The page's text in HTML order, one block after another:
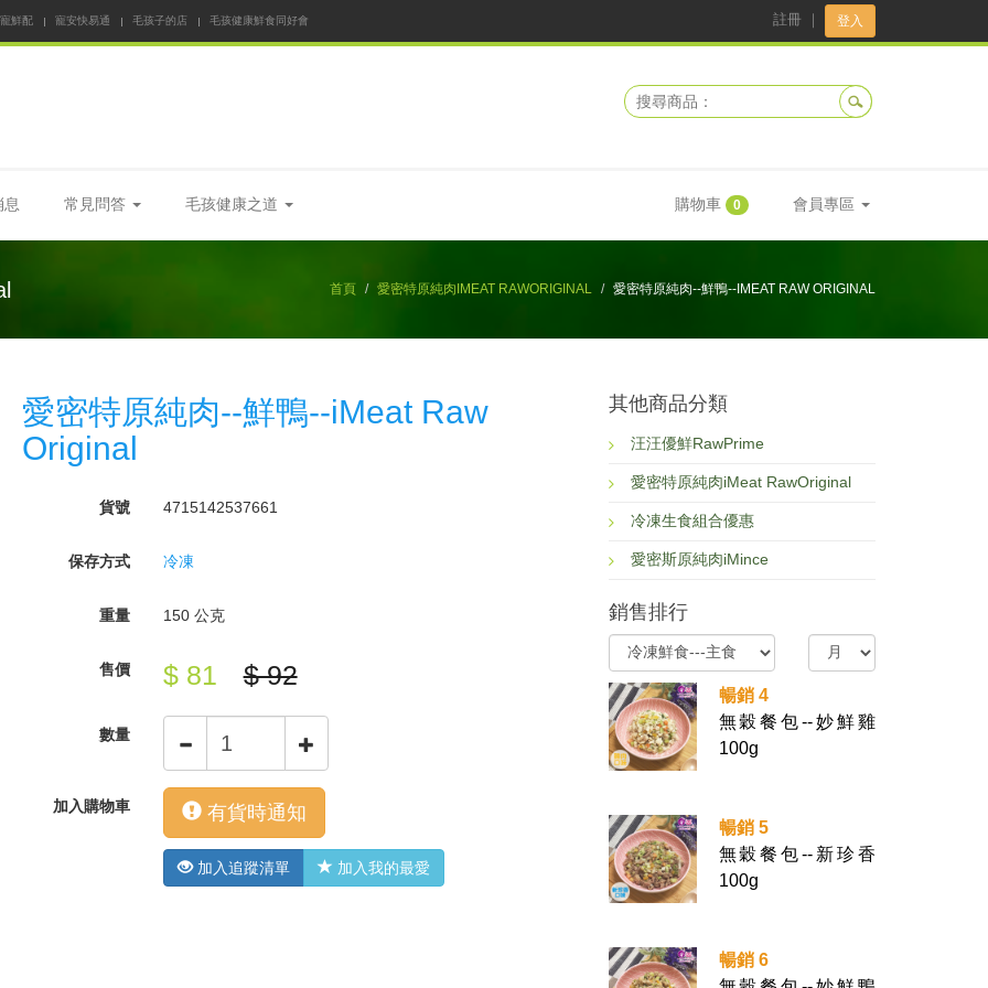
鮮配 寵安快易通 毛孩子的店 毛孩健康鮮食同好會 註冊 登入
常見問答 毛孩健康之道 購物車 0 會員專區
首頁 愛密特原純肉IMEAT RAWORIGINAL 愛密特原純肉--鮮鴨--IMEAT RAW ORIGINAL
愛密特原純肉--鮮鴨--iMeat Raw
Original
貨號 4715142537661
保存方式 冷凍
重量 150 公克
售價 $ 81 $ 92
數量
加入購物車 有貨時通知
加入追蹤清單 加入我的最愛
其他商品分類
汪汪優鮮RawPrime
愛密特原純肉iMeat RawOriginal
冷凍生食組合優惠
愛密斯原純肉iMince
銷售排行
暢銷 4
無穀餐包--妙鮮雞
100g
暢銷 5
無穀餐包--新珍香
100g
暢銷 6